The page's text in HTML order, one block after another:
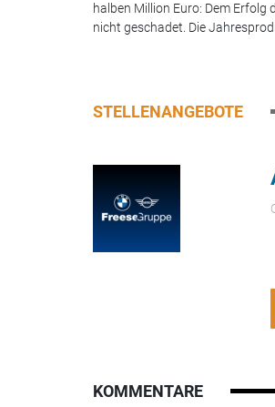
halben Million Euro: Dem Erfolg
nicht geschadet. Die
STELLENANGEBOTE
KOMMENTARE